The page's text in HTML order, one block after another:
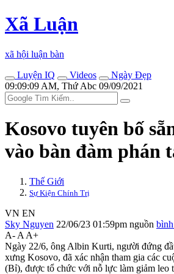
Xã Luận
xã hội luận bàn
Luyện IQ
Videos
Ngày Đẹp
09:09:09 AM, Thứ Abc 09/09/2021
Kosovo tuyên bố
vào bàn đàm phán
Thế Giới
Sự Kiện Chính Trị
VN EN
Sky Nguyen 22/06/23 01:59pm nguồn
A- A A+
Ngày 22/6, ông Albin Kurti, người đứng
xưng Kosovo, đã xác nhận tham gia các
(Bỉ), được tổ chức với nỗ lực làm giảm leo